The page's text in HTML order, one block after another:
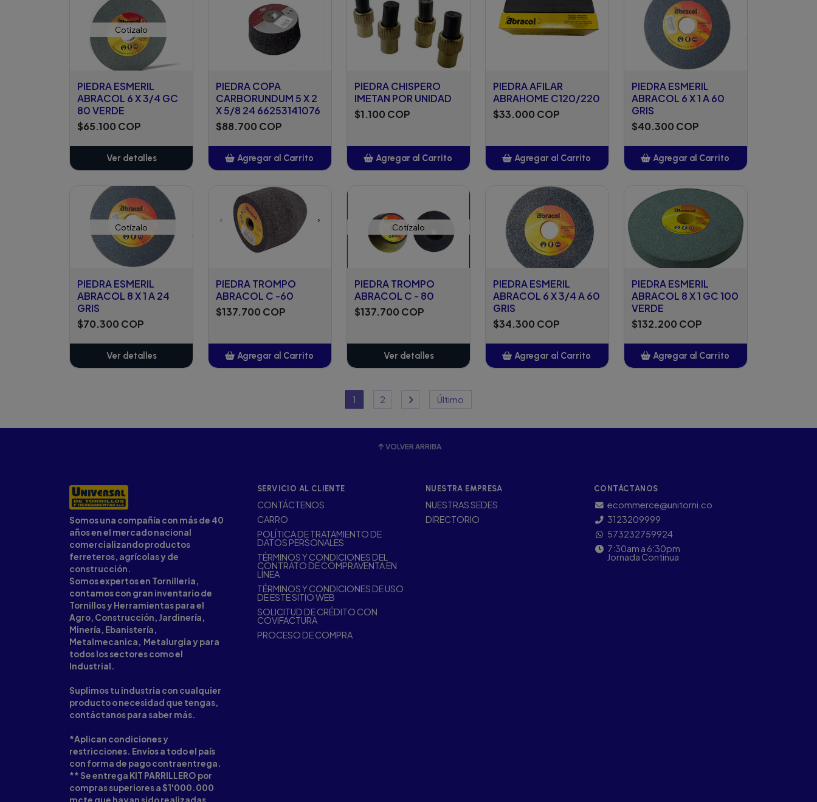
Cotízalo
PIEDRA ESMERIL
ABRACOL 6 X 3/4 GC
80 VERDE
$65.100 COP
Ver detalles
PIEDRA COPA
CARBORUNDUM 5 X 2
X 5/8 24 66253141076
$88.700 COP
Agregar al Carrito
PIEDRA CHISPERO
IMETAN POR UNIDAD
$1.100 COP
Agregar al Carrito
PIEDRA AFILAR
ABRAHOME C120/220
$33.000 COP
Agregar al Carrito
PIEDRA ESMERIL
ABRACOL 6 X 1 A 60
GRIS
$40.300 COP
Agregar al Carrito
Cotízalo
PIEDRA ESMERIL
ABRACOL 8 X 1 A 24
GRIS
$70.300 COP
Ver detalles
PIEDRA TROMPO
ABRACOL C -60
$137.700 COP
Agregar al Carrito
Cotízalo
PIEDRA TROMPO
ABRACOL C - 80
$137.700 COP
Ver detalles
PIEDRA ESMERIL
ABRACOL 6 X 3/4 A 60
GRIS
$34.300 COP
Agregar al Carrito
PIEDRA ESMERIL
ABRACOL 8 X 1 GC 100
VERDE
$132.200 COP
Agregar al Carrito
1
2 Último
VOLVER ARRIBA
Somos una compañía con más de 40
años en el mercado nacional
comercializando productos
ferreteros, agrícolas y de
construcción.
Somos expertos en Tornilleria,
contamos con gran inventario de
Tornillos y Herramientas para el
Agro, Construcción, Jardinería,
Minería, Ebanistería,
Metalmecanica, Metalurgia y para
todos los sectores como el
Industrial.
Suplimos tu industria con cualquier
producto o necesidad que tengas,
contáctanos para saber más.
*Aplican condiciones y
restricciones. Envíos a todo el país
con forma de pago contraentrega.
** Se entrega KIT PARRILLERO por
compras superiores a $1'000.000
mcte que hayan sido realizadas
SERVICIO AL CLIENTE
CONTÁCTENOS
CARRO
POLÍTICA DE TRATAMIENTO DE
DATOS PERSONALES
TÉRMINOS Y CONDICIONES DEL
CONTRATO DE COMPRAVENTA EN
LÍNEA
TÉRMINOS Y CONDICIONES DE USO
DE ESTE SITIO WEB
SOLICITUD DE CRÉDITO CON
COVIFACTURA
PROCESO DE COMPRA
NUESTRA EMPRESA
NUESTRAS SEDES
DIRECTORIO
CONTÁCTANOS
ecommerce@unitorni.co
3123209999
573232759924
7:30am a 6:30pm
Jornada Continua